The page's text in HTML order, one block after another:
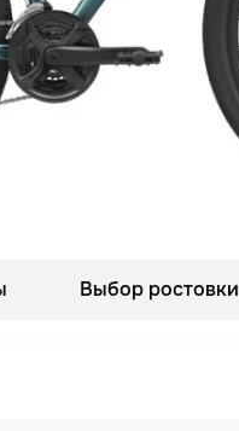
Выбор ростовки